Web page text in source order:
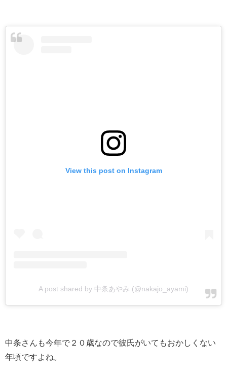
View this post on Instagram
A post shared by 中条あやみ (@nakajo_ayami)
中条さんも今年で２０歳なので彼氏がいてもおかしくない
年頃ですよね。